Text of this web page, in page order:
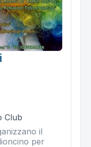
Club
il
per